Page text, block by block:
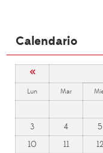
Calendario
«
Lun Mar
3
4 5
10
11 12